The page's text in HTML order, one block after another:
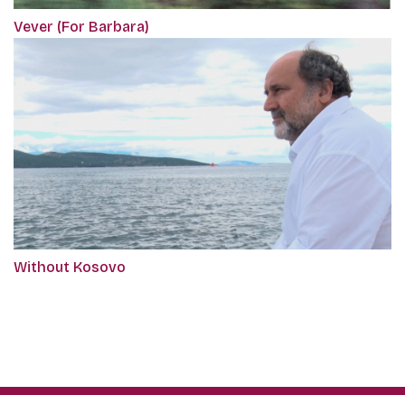
Vever (For Barbara)
Without Kosovo